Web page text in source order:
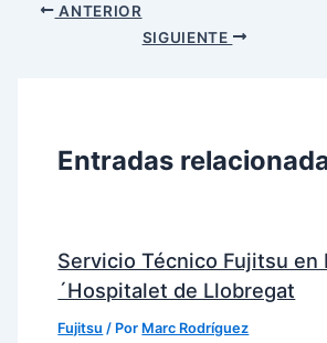
ANTERIOR
SIGUIENTE
Entradas
Servicio Técnico Fujitsu en
´Hospitalet de Llobregat
Fujitsu / Por Marc Rodríguez